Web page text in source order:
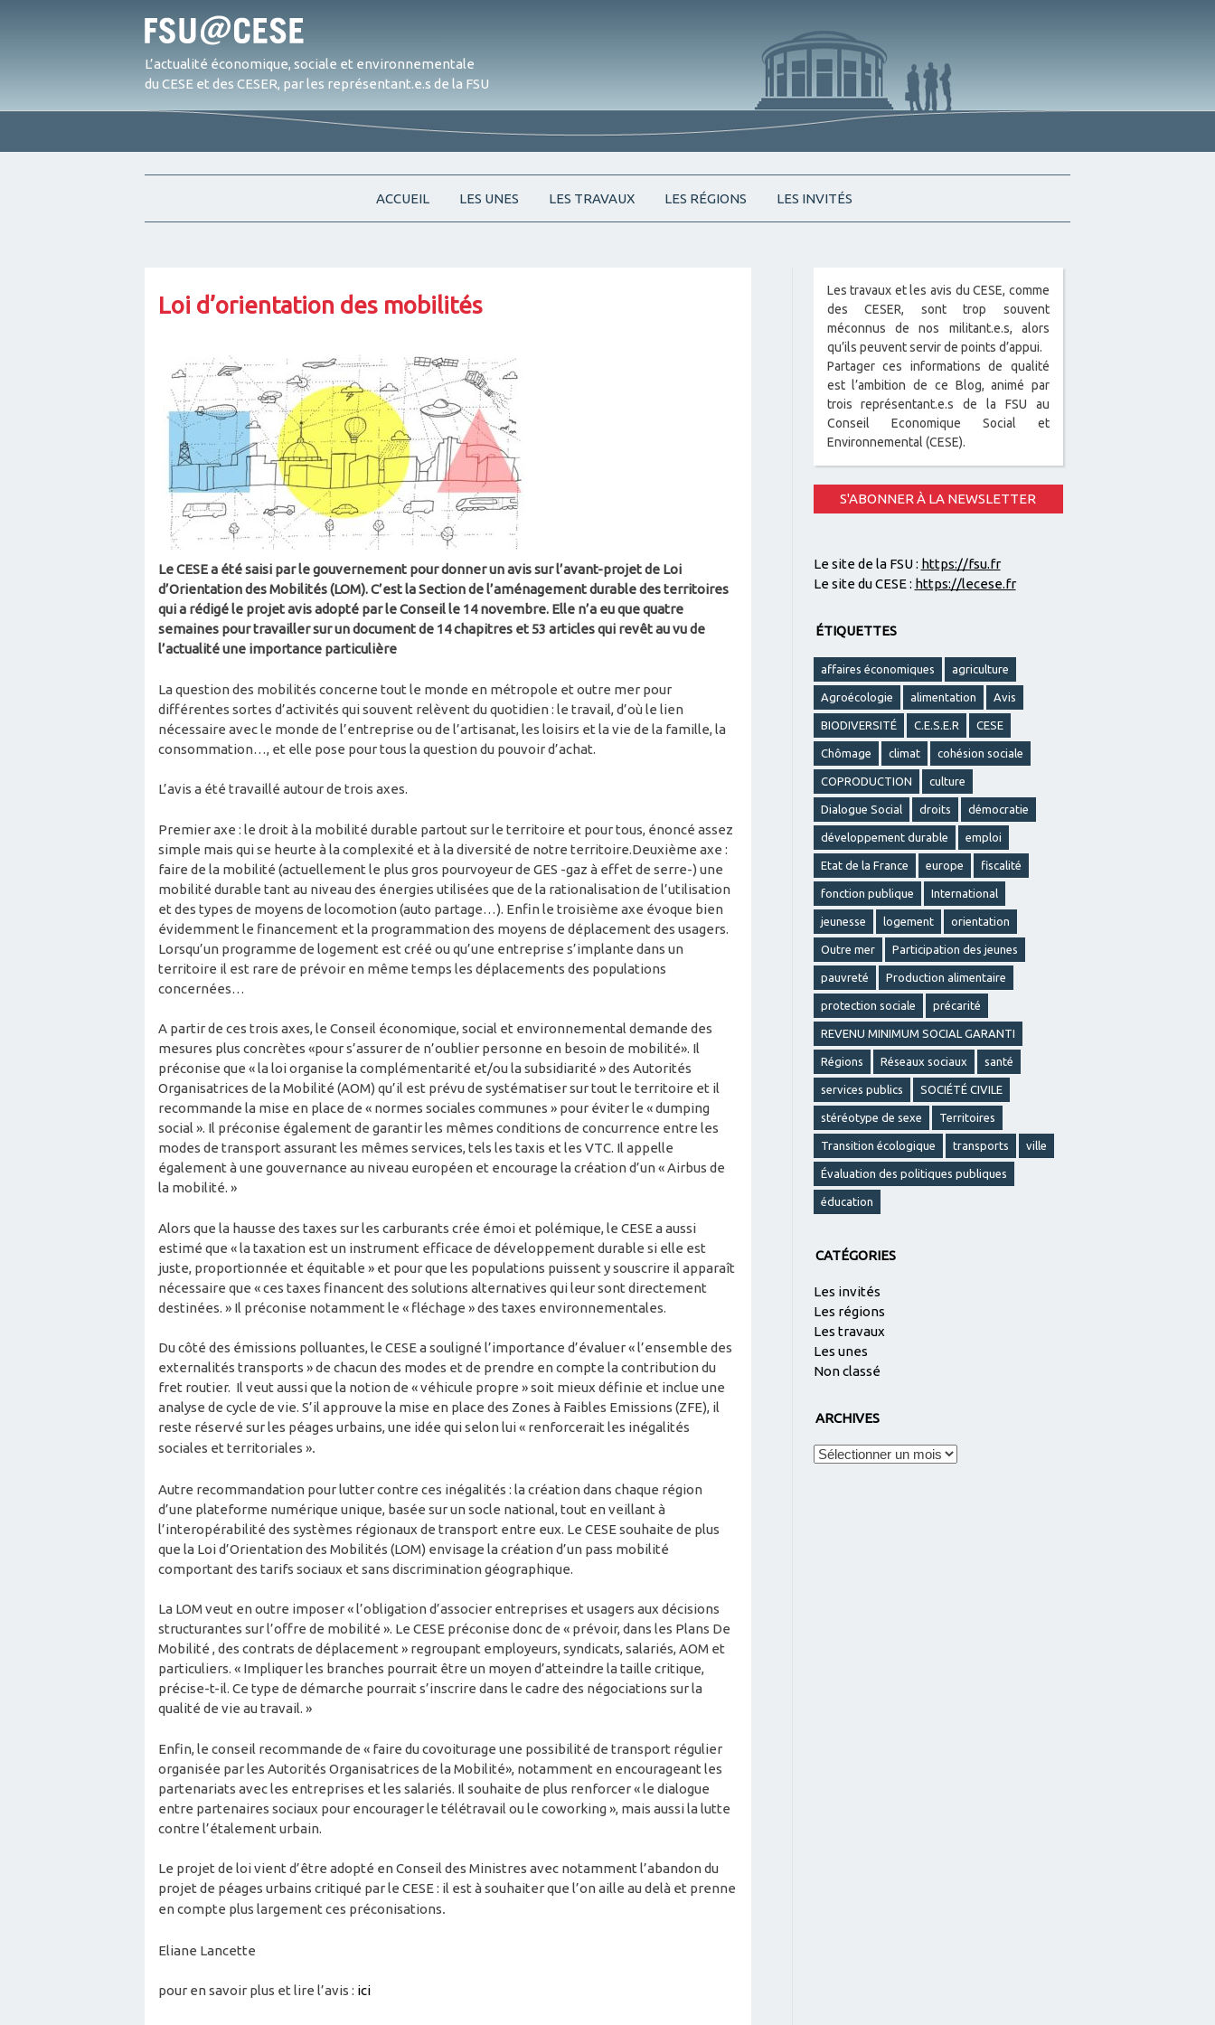
L’actualité économique, sociale et environnementale
du CESE et des CESER, par les représentant.e.s de la FSU
to
ACCUEIL LES UNES LES TRAVAUX LES RÉGIONS LES INVITÉS
Les travaux et les avis du CESE, comme
des CESER, sont trop souvent
méconnus de nos militant.e.s, alors
qu’ils peuvent servir de points d’appui.
Partager ces informations de qualité
est l’ambition de ce Blog, animé par
trois représentant.e.s de la FSU au
Conseil Economique Social et
Environnemental (CESE).
S'ABONNER À LA NEWSLETTER
Le site de la FSU : https://fsu.fr
Le site du CESE : https://lecese.fr
ÉTIQUETTES
affaires économiques agriculture
Agroécologie alimentation Avis
BIODIVERSITÉ C.E.S.E.R CESE
Chômage climat cohésion sociale
COPRODUCTION culture
Dialogue Social droits démocratie
développement durable emploi
Etat de la France europe fiscalité
fonction publique International
jeunesse logement orientation
Outre mer Participation des jeunes
pauvreté Production alimentaire
protection sociale précarité
REVENU MINIMUM SOCIAL GARANTI
Régions Réseaux sociaux santé
services publics SOCIÉTÉ CIVILE
stéréotype de sexe Territoires
Transition écologique transports ville
Évaluation des politiques publiques
éducation
CATÉGORIES
Les invités
Les régions
Les travaux
Les unes
Non classé
ARCHIVES
Archives
Loi d’orientation des mobilités
Le CESE a été saisi par le gouvernement pour donner un avis sur l’avant-projet de Loi
d’Orientation des Mobilités (LOM). C’est la Section de l’aménagement durable des territoires
qui a rédigé le projet avis adopté par le Conseil le 14 novembre. Elle n’a eu que quatre
semaines pour travailler sur un document de 14 chapitres et 53 articles qui revêt au vu de
l’actualité une importance particulière
La question des mobilités concerne tout le monde en métropole et outre mer pour
différentes sortes d’activités qui souvent relèvent du quotidien : le travail, d’où le lien
nécessaire avec le monde de l’entreprise ou de l’artisanat, les loisirs et la vie de la famille, la
consommation…, et elle pose pour tous la question du pouvoir d’achat.
L’avis a été travaillé autour de trois axes.
Premier axe : le droit à la mobilité durable partout sur le territoire et pour tous, énoncé assez
simple mais qui se heurte à la complexité et à la diversité de notre territoire.Deuxième axe :
faire de la mobilité (actuellement le plus gros pourvoyeur de GES -gaz à effet de serre-) une
mobilité durable tant au niveau des énergies utilisées que de la rationalisation de l’utilisation
et des types de moyens de locomotion (auto partage…). Enfin le troisième axe évoque bien
évidemment le financement et la programmation des moyens de déplacement des usagers.
Lorsqu’un programme de logement est créé ou qu’une entreprise s’implante dans un
territoire il est rare de prévoir en même temps les déplacements des populations
concernées…
A partir de ces trois axes, le Conseil économique, social et environnemental demande des
mesures plus concrètes «pour s’assurer de n’oublier personne en besoin de mobilité». Il
préconise que « la loi organise la complémentarité et/ou la subsidiarité » des Autorités
Organisatrices de la Mobilité (AOM) qu’il est prévu de systématiser sur tout le territoire et il
recommande la mise en place de « normes sociales communes » pour éviter le « dumping
social ». Il préconise également de garantir les mêmes conditions de concurrence entre les
modes de transport assurant les mêmes services, tels les taxis et les VTC. Il appelle
également à une gouvernance au niveau européen et encourage la création d’un « Airbus de
la mobilité. »
Alors que la hausse des taxes sur les carburants crée émoi et polémique, le CESE a aussi
estimé que « la taxation est un instrument efficace de développement durable si elle est
juste, proportionnée et équitable » et pour que les populations puissent y souscrire il apparaît
nécessaire que « ces taxes financent des solutions alternatives qui leur sont directement
destinées. » Il préconise notamment le « fléchage » des taxes environnementales.
Du côté des émissions polluantes, le CESE a souligné l’importance d’évaluer « l’ensemble des
externalités transports » de chacun des modes et de prendre en compte la contribution du
fret routier. Il veut aussi que la notion de « véhicule propre » soit mieux définie et inclue une
analyse de cycle de vie. S’il approuve la mise en place des Zones à Faibles Emissions (ZFE), il
reste réservé sur les péages urbains, une idée qui selon lui « renforcerait les inégalités
sociales et territoriales ».
Autre recommandation pour lutter contre ces inégalités : la création dans chaque région
d’une plateforme numérique unique, basée sur un socle national, tout en veillant à
l’interopérabilité des systèmes régionaux de transport entre eux. Le CESE souhaite de plus
que la Loi d’Orientation des Mobilités (LOM) envisage la création d’un pass mobilité
comportant des tarifs sociaux et sans discrimination géographique.
La LOM veut en outre imposer « l’obligation d’associer entreprises et usagers aux décisions
structurantes sur l’offre de mobilité ». Le CESE préconise donc de « prévoir, dans les Plans De
Mobilité , des contrats de déplacement » regroupant employeurs, syndicats, salariés, AOM et
particuliers. « Impliquer les branches pourrait être un moyen d’atteindre la taille critique,
précise-t-il. Ce type de démarche pourrait s’inscrire dans le cadre des négociations sur la
qualité de vie au travail. »
Enfin, le conseil recommande de « faire du covoiturage une possibilité de transport régulier
organisée par les Autorités Organisatrices de la Mobilité», notamment en encourageant les
partenariats avec les entreprises et les salariés. Il souhaite de plus renforcer « le dialogue
entre partenaires sociaux pour encourager le télétravail ou le coworking », mais aussi la lutte
contre l’étalement urbain.
Le projet de loi vient d’être adopté en Conseil des Ministres avec notamment l’abandon du
projet de péages urbains critiqué par le CESE : il est à souhaiter que l’on aille au delà et prenne
en compte plus largement ces préconisations.
Eliane Lancette
pour en savoir plus et lire l’avis : ici